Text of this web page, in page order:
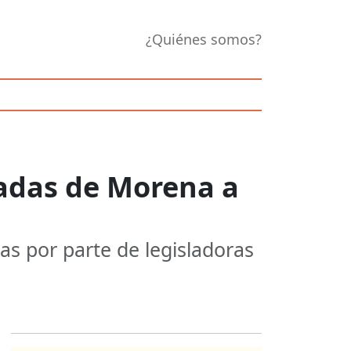
¿Quiénes somos?
de Morena a
por parte de legisladoras